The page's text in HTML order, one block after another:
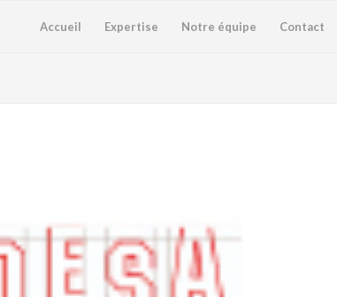
Accueil Expertise Notre équipe Contact